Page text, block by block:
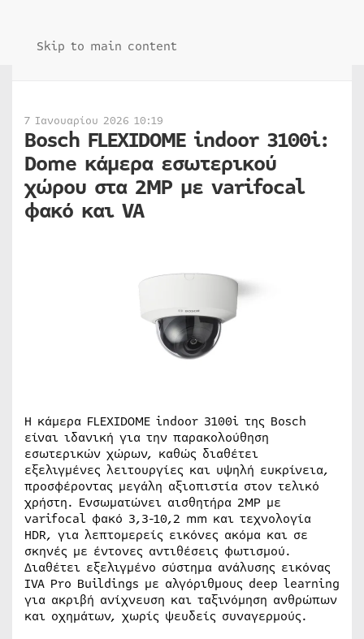
Skip to main content
7 Ιανουαρίου 2026 10:19
Bosch FLEXIDOME indoor 3100i:
Dome κάμερα εσωτερικού
χώρου στα 2MP με varifocal
φακό και VA
Η κάμερα FLEXIDOME indoor 3100i της Bosch
είναι ιδανική για την παρακολούθηση
εσωτερικών χώρων, καθώς διαθέτει
εξελιγμένες λειτουργίες και υψηλή ευκρίνεια,
προσφέροντας μεγάλη αξιοπιστία στον τελικό
χρήστη. Ενσωματώνει αισθητήρα 2MP με
varifocal φακό 3,3-10,2 mm και τεχνολογία
HDR, για λεπτομερείς εικόνες ακόμα και σε
σκηνές με έντονες αντιθέσεις φωτισμού.
Διαθέτει εξελιγμένο σύστημα ανάλυσης εικόνας
IVA Pro Buildings με αλγόριθμους deep learning
για ακριβή ανίχνευση και ταξινόμηση ανθρώπων
και οχημάτων, χωρίς ψευδείς συναγερμούς.